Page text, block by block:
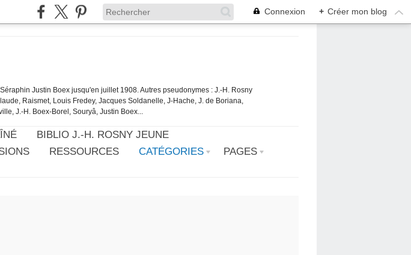
Connexion + Créer mon blog
Justin Boex jusqu'en juillet 1908. Autres pseudonymes : J.-H. Rosny
Raismet, Louis Fredey, Jacques Soldanelle, J-Hache, J. de Boriana,
J.-H. Boex-Borel, Souryâ, Justin Boex...
BIBLIO J.-H. ROSNY JEUNE
RESSOURCES CATÉGORIES
PAGES